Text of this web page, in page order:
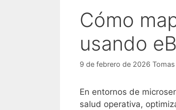
Cómo
usando
9 de febrero de 2026
En entornos de
salud operativa,